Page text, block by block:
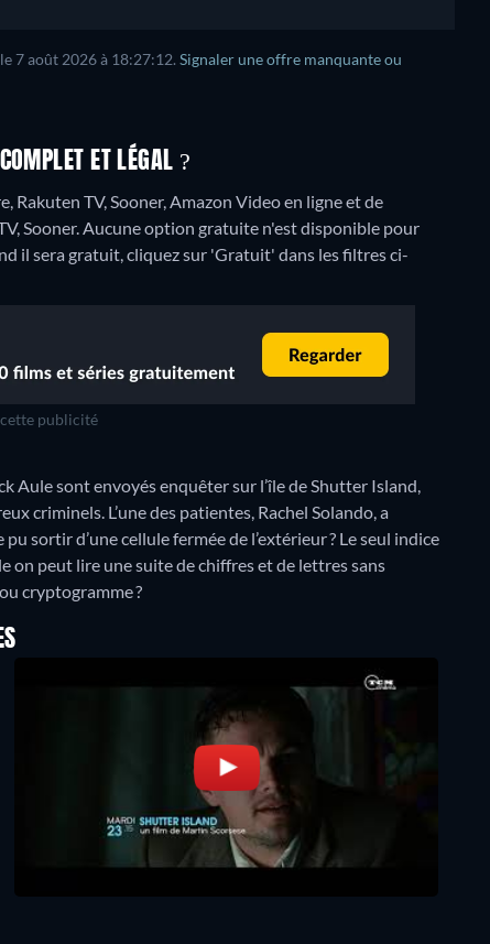
7 août 2026 à 18:27:12. Signaler une offre manquante ou
ET LÉGAL ?
TV, Sooner, Amazon Video en ligne et de
Sooner.Aucune option gratuite n'est disponible pour
il sera gratuit, cliquez sur 'Gratuit' dans les filtres ci-
publicité
Aule sont envoyés enquêter sur l’île de Shutter Island,
criminels. L’une des patientes, Rachel Solando, a
sortir d’une cellule fermée de l’extérieur ? Le seul indice
on peut lire une suite de chiffres et de lettres sans
cryptogramme ?